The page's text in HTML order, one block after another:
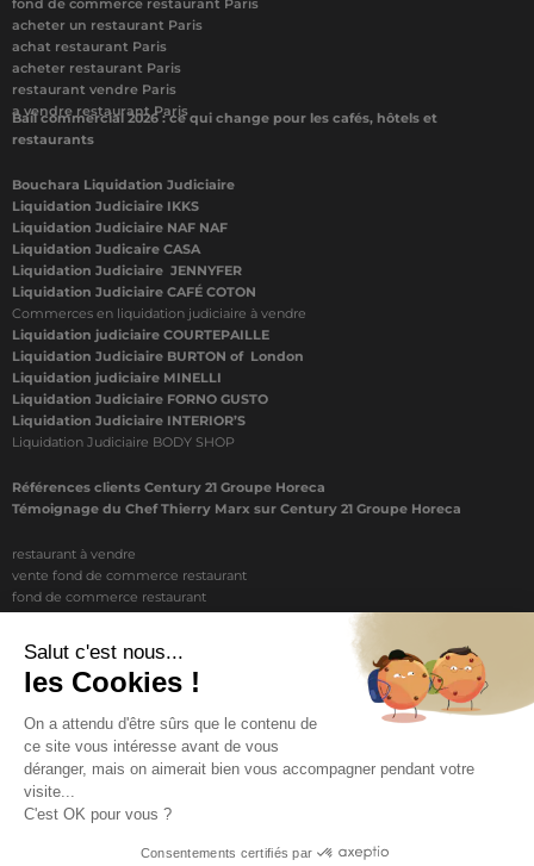
fond de commerce restaurant Paris
acheter un restaurant Paris
achat restaurant Paris
acheter restaurant Paris
restaurant vendre Paris
a vendre restaurant Paris
Bail commercial 2026 : ce qui change pour les cafés, hôtels et
restaurants
Bouchara Liquidation Judiciaire
Liquidation Judiciaire IKKS
Liquidation Judiciaire NAF NAF
Liquidation Judicaire CASA
Liquidation Judiciaire JENNYFER
Liquidation Judiciaire CAFÉ COTON
Commerces en liquidation judiciaire à vendre
Liquidation judiciaire COURTEPAILLE
Liquidation Judiciaire BURTON of London
Liquidation judiciaire MINELLI
Liquidation Judiciaire FORNO GUSTO
Liquidation Judiciaire INTERIOR’S
Liquidation Judiciaire BODY SHOP
Références clients Century 21 Groupe Horeca
Témoignage du Chef Thierry Marx sur Century 21 Groupe Horeca
restaurant à vendre
vente fond de commerce restaurant
fond de commerce restaurant
vente de fond de commerce restaurant
acheter restaurant